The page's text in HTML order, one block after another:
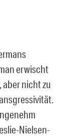
erwischt
nicht zu
Nielsen-